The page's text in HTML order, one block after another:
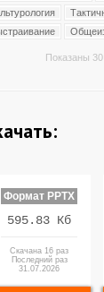
Показаны
Формат PPTX
595.83 Кб
Скачана 16 раз
Последний раз
31.07.2026